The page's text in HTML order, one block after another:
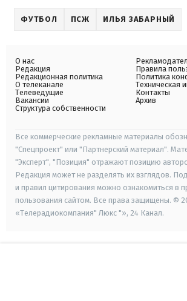
ФУТБОЛ ПСЖ ИЛЬЯ ЗАБАРНЫЙ
О нас
Редакция
Редакционная политика
О телеканале
Телеведущие
Вакансии
Структура собственности
Правила
Политика
Техническая
Контакты
Архив
Все коммерческие рекламные материалы
"Спецпроект" или "Партнерский материал".
"Эксперт", "Позиция" отражают позицию
Редакция может не разделять их взглядов.
и правил цитирования можно ознакомиться в
пользования сайтом. Все права защищены. ©
«Телерадиокомпания" Люкс "», 24 Канал.